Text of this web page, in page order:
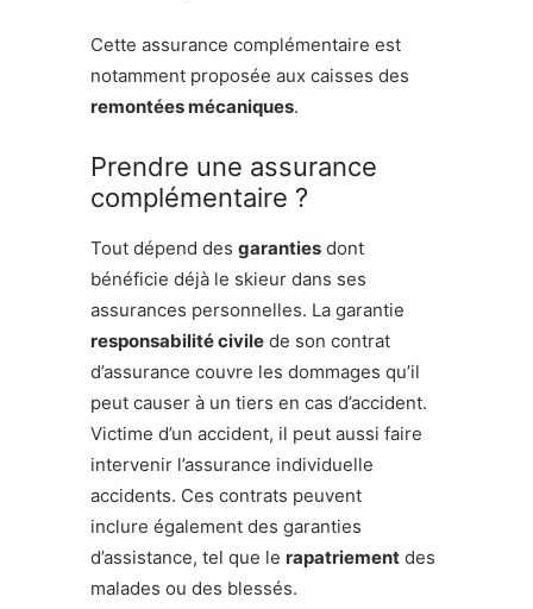
Cette assurance complémentaire est
notamment proposée aux caisses des
remontées mécaniques.
Prendre une assurance
complémentaire ?
Tout dépend des garanties dont
bénéficie déjà le skieur dans ses
assurances personnelles. La garantie
responsabilité civile de son contrat
d’assurance couvre les dommages qu’il
peut causer à un tiers en cas d’accident.
Victime d’un accident, il peut aussi faire
intervenir l’assurance individuelle
accidents. Ces contrats peuvent
inclure également des garanties
d’assistance, tel que le rapatriement des
malades ou des blessés.